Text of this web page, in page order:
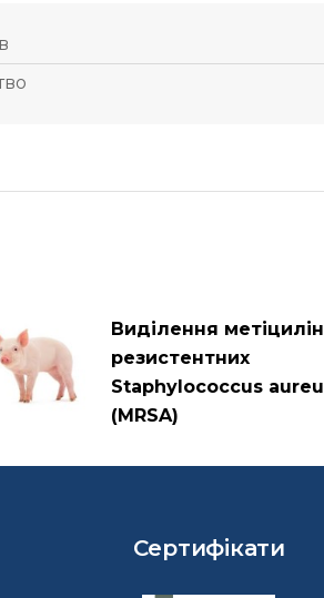
Виділення
резистентних
Staphylococcus
(MRSA)
Сертифікати